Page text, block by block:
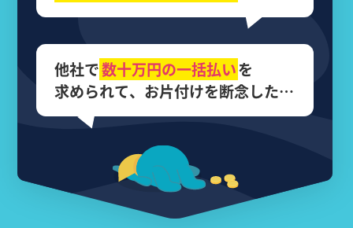
他社で数十万円の一括払いを
求められて、 お片付けを断念した…